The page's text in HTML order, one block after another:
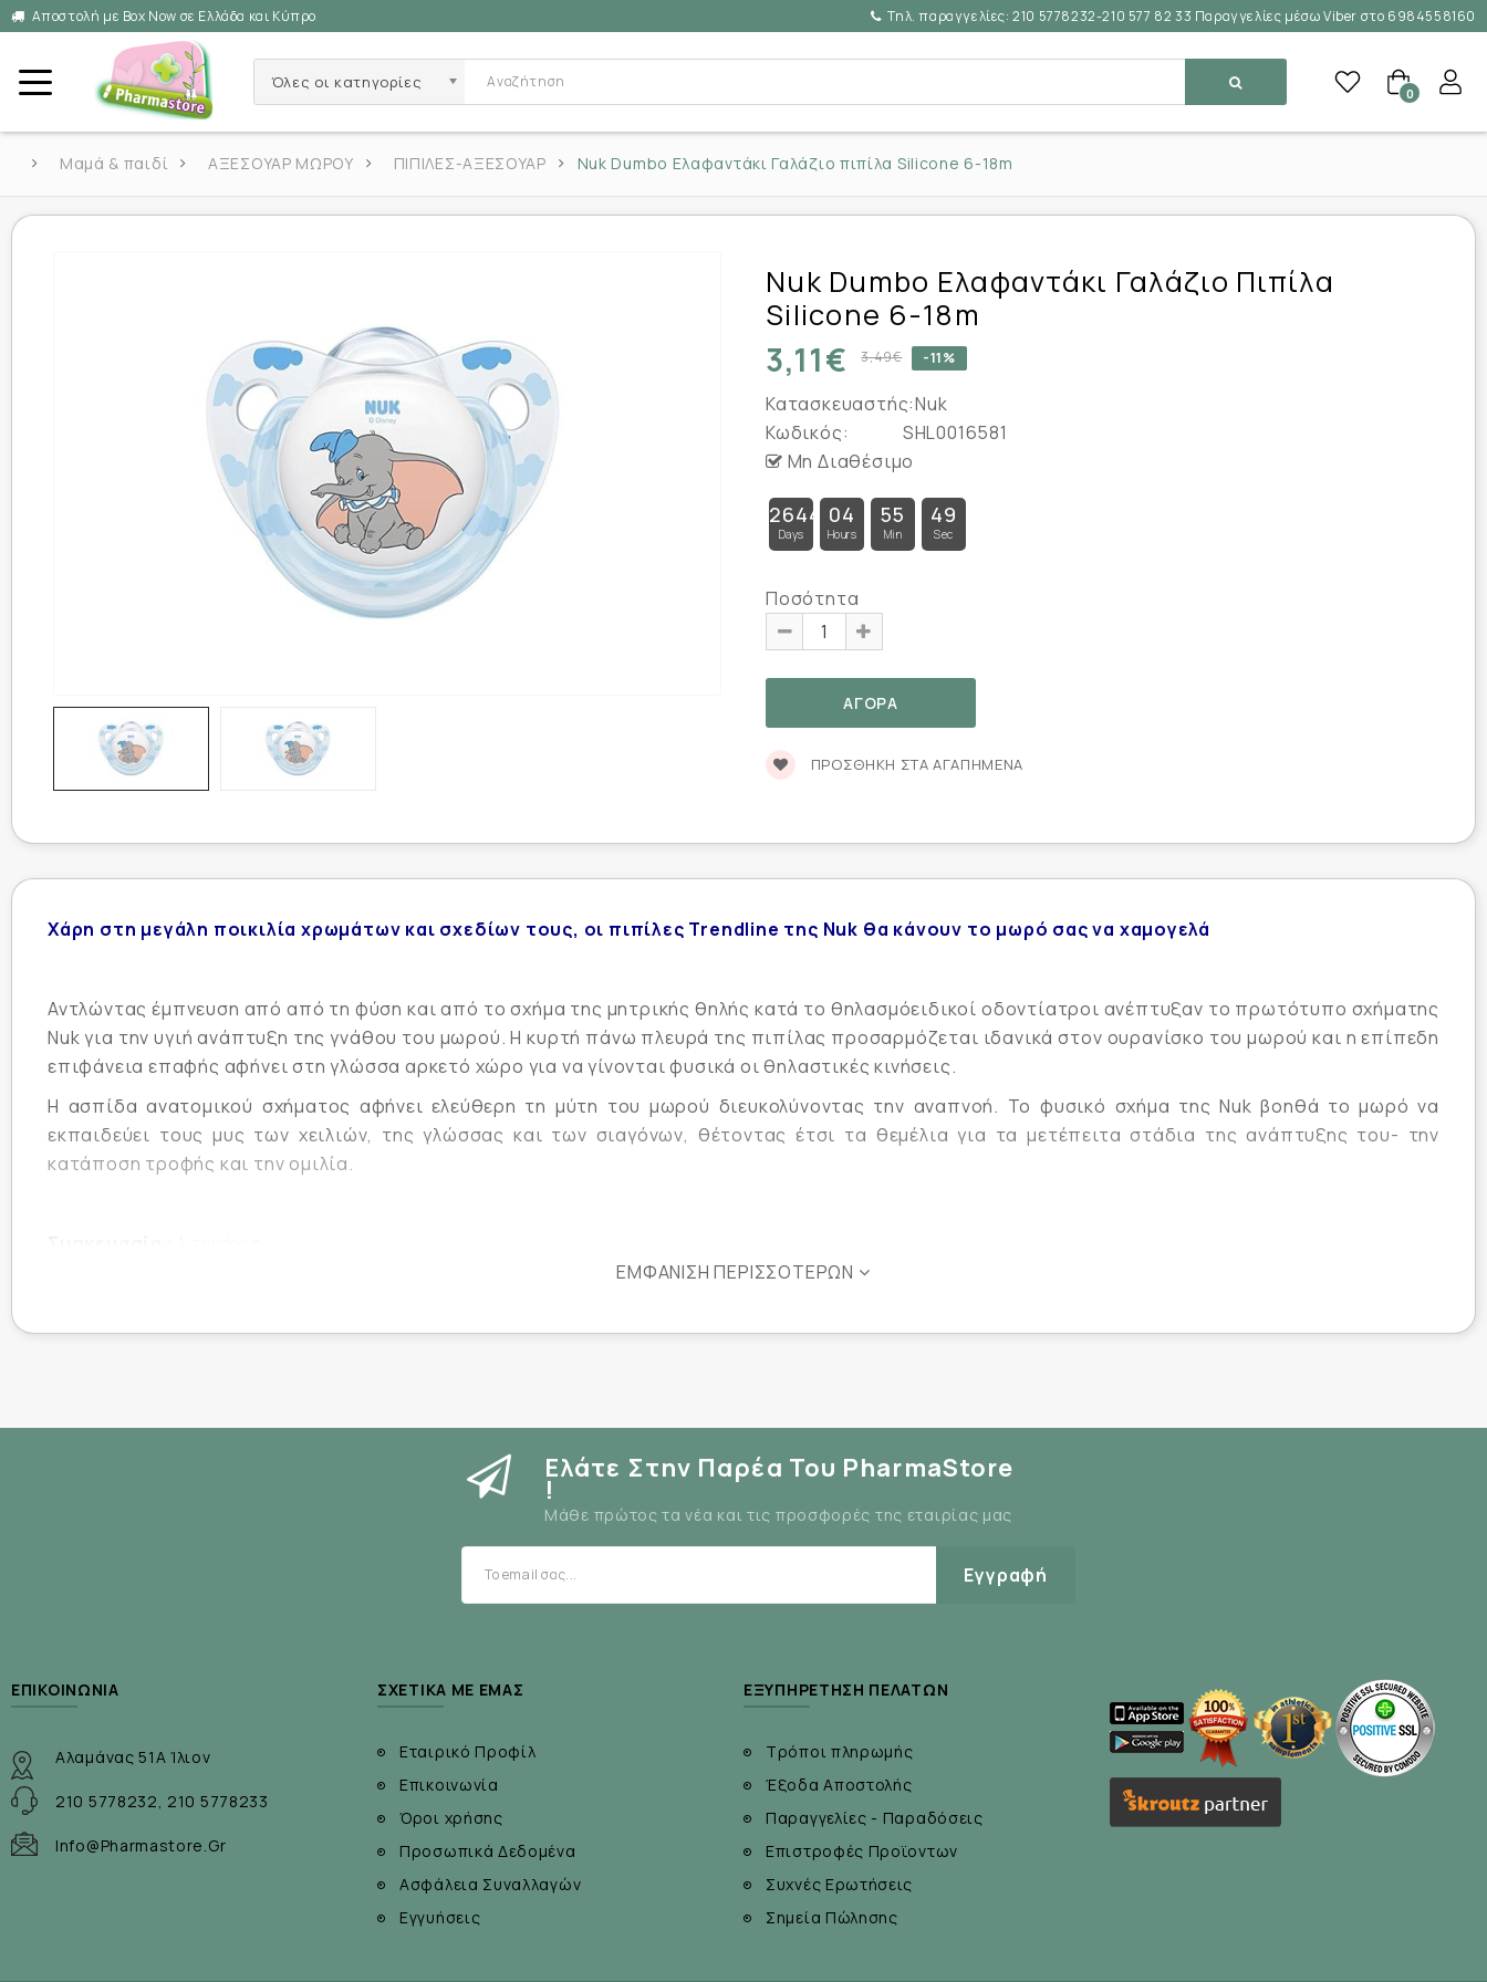
Αποστολή με Box Now σε Ελλάδα και Κύπρο Τηλ. παραγγελίες:210 5778232-210 577 82 33 Παραγγελίες μέσω Viber στο 6984558160
Όλες οι κατηγορίες
0
Μαμά & παιδί ΑΞΕΣΟΥΑΡ ΜΩΡΟΥ ΠΙΠΙΛΕΣ-ΑΞΕΣΟΥΑΡ Nuk Dumbo Ελαφαντάκι Γαλάζιο πιπίλα Silicone 6-18m
Nuk Dumbo Ελαφαντάκι Γαλάζιο Πιπίλα
Silicone 6-18m
3,11€ 3,49€ -11%
Κατασκευαστής:Nuk
Κωδικός:
SHL0016581
Μη Διαθέσιμο
26445
Days
04
Hours
55
Min
49
Sec
Ποσότητα
ΠΡΟΣΘΉΚΗ ΣΤΑ ΑΓΑΠΗΜΈΝΑ
Χάρη στη μεγάλη ποικιλία χρωμάτων και σχεδίων τους, οι πιπίλες Trendline της Nuk θα κάνουν το μωρό σας να χαμογελά
Αντλώντας έμπνευση από από τη φύση και από το σχήμα της μητρικής θηλής κατά το θηλασμόειδικοί οδοντίατροι ανέπτυξαν το πρωτότυπο σχήματης
Nuk για την υγιή ανάπτυξη της γνάθου του μωρού. Η κυρτή πάνω πλευρά της πιπίλας προσαρμόζεται ιδανικά στον ουρανίσκο του μωρού και η επίπεδη
επιφάνεια επαφής αφήνει στη γλώσσα αρκετό χώρο για να γίνονται φυσικά οι θηλαστικές κινήσεις.
H ασπίδα ανατομικού σχήματος αφήνει ελεύθερη τη μύτη του μωρού διευκολύνοντας την αναπνοή. Το φυσικό σχήμα της Nuk βοηθά το μωρό να
εκπαιδεύει τους μυς των χειλιών, της γλώσσας και των σιαγόνων, θέτοντας έτσι τα θεμέλια για τα μετέπειτα στάδια της ανάπτυξης του- την
κατάποση τροφής και την ομιλία.
ΕΜΦΆΝΙΣΗ ΠΕΡΙΣΣΌΤΕΡΩΝ
Ελάτε Στην Παρέα Του PharmaStore
!
Μάθε πρώτος τα νέα και τις προσφορές της εταιρίας μας
Εγγραφή
ΕΠΙΚΟΙΝΩΝΊΑ
Αλαμάνας 51Α Ίλιον
210 5778232, 210 5778233
Info@pharmastore.gr
ΣΧΕΤΙΚΆ ΜΕ ΕΜΆΣ
Εταιρικό Προφίλ
Επικοινωνία
Όροι χρήσης
Προσωπικά Δεδομένα
Ασφάλεια Συναλλαγών
Εγγυήσεις
ΕΞΥΠΗΡΈΤΗΣΗ ΠΕΛΑΤΏΝ
Τρόποι πληρωμής
Έξοδα Αποστολής
Παραγγελίες - Παραδόσεις
Επιστροφές Προϊοντων
Συχνές Ερωτήσεις
Σημεία Πώλησης